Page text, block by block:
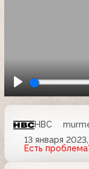
НВС
13 января
Есть